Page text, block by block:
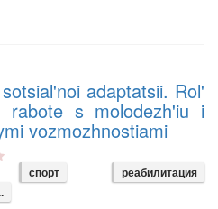
adaptatsii. Rol'
rabote s molodezh'iu i
vozmozhnostiami
спорт
реабилитация